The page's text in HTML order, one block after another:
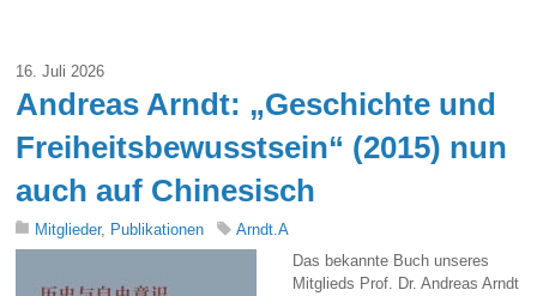
16. Juli 2026
Andreas Arndt: „Geschichte und
Freiheitsbewusstsein“ (2015) nun
auch auf Chinesisch
Mitglieder, Publikationen
Arndt.A
Das bekannte Buch unseres
Mitglieds Prof. Dr. Andreas Arndt